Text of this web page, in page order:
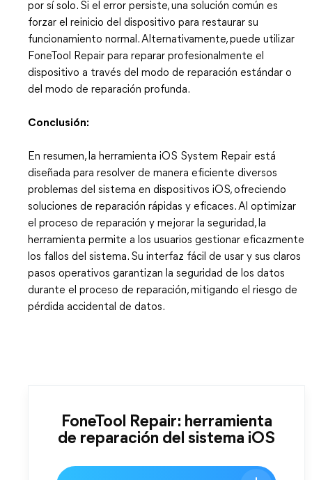
por sí solo. Si el error persiste, una solución común es
forzar el reinicio del dispositivo para restaurar su
funcionamiento normal. Alternativamente, puede utilizar
FoneTool Repair para reparar profesionalmente el
dispositivo a través del modo de reparación estándar o
del modo de reparación profunda.
Conclusión:
En resumen, la herramienta iOS System Repair está
diseñada para resolver de manera eficiente diversos
problemas del sistema en dispositivos iOS, ofreciendo
soluciones de reparación rápidas y eficaces. Al optimizar
el proceso de reparación y mejorar la seguridad, la
herramienta permite a los usuarios gestionar eficazmente
los fallos del sistema. Su interfaz fácil de usar y sus claros
pasos operativos garantizan la seguridad de los datos
durante el proceso de reparación, mitigando el riesgo de
pérdida accidental de datos.
FoneTool Repair: herramienta
de reparación del sistema iOS